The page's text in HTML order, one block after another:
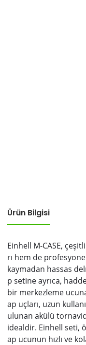
Ürün Bilgisi
Einhell M-CASE,
rı hem de
kaymadan hassas
p setine ayrıca,
bir merkezleme
ap uçları, uzun
ulunan akülü
idealdir. Einhell seti,
ap ucunun hızlı ve